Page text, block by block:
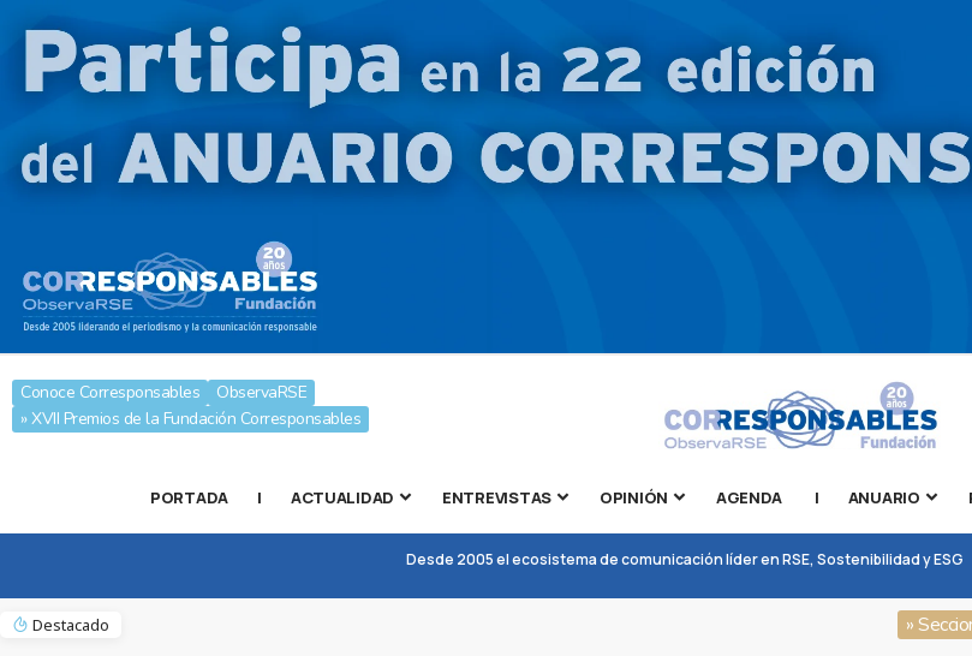
Conoce Corresponsables
ObservaRSE
» XVII Premios de la Fundación Corresponsables
PORTADA | ACTUALIDAD ENTREVISTAS OPINIÓN AGENDA | ANUARIO
Desde 2005 el ecosistema de comunicación líder en RSE, Sostenibilidad y ESG
Destacado »